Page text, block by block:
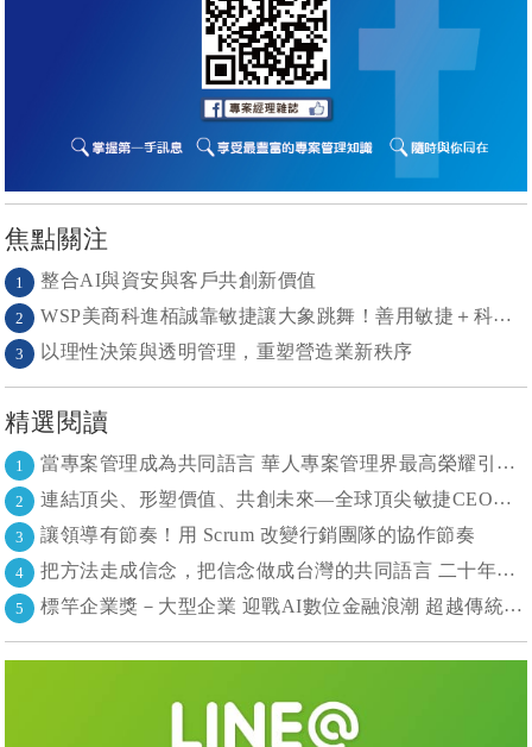
焦點關注
1 整合AI與資安與客戶共創新價值
2 WSP美商科進栢誠靠敏捷讓大象跳舞！善用敏捷＋科技力， 大型工程也能快速迭代
3 以理性決策與透明管理，重塑營造業新秩序
精選閱讀
1 當專案管理成為共同語言 華人專案管理界最高榮耀引領的變革時代
2 連結頂尖、形塑價值、共創未來—全球頂尖敏捷CEO聯誼會成立
3 讓領導有節奏！用 Scrum 改變行銷團隊的協作節奏
4 把方法走成信念，把信念做成台灣的共同語言 二十年志業，陪伴台灣走過專案管理與敏捷轉型
5 標竿企業獎－大型企業 迎戰AI數位金融浪潮 超越傳統的組織再定義